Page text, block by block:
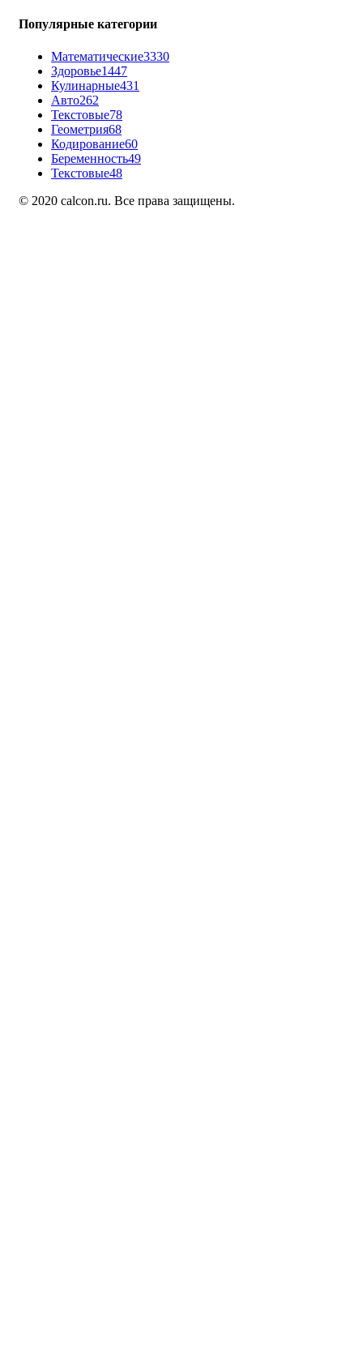
Популярные категории
Математические3330
Здоровье1447
Кулинарные431
Авто262
Текстовые78
Геометрия68
Кодирование60
Беременность49
Текстовые48
© 2020 calcon.ru. Все права защищены.